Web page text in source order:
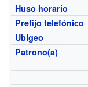
Huso horario
Prefijo telefónico
Ubigeo
Patrono(a)